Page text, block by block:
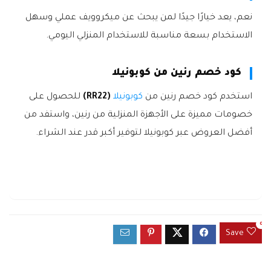
نعم، يعد خيارًا جيدًا لمن يبحث عن ميكروويف عملي وسهل
الاستخدام بسعة مناسبة للاستخدام المنزلي اليومي.
كود خصم رنين من كوبونيلا
استخدم كود خصم رنين من كوبونيلا (RR22)
للحصول على
خصومات مميزة على الأجهزة المنزلية من رنين، واستفد من
أفضل العروض عبر كوبونيلا لتوفير أكبر قدر عند الشراء.
Save
0